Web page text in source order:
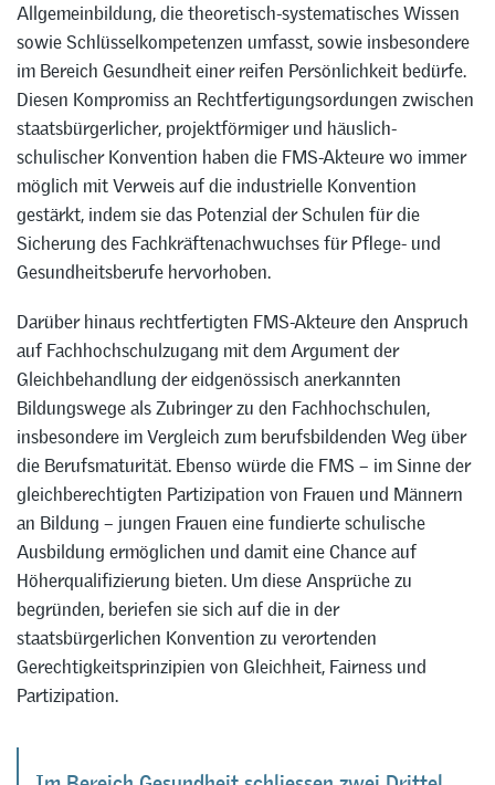
Allgemeinbildung, die theoretisch-systematisches Wissen
sowie Schlüsselkompetenzen umfasst, sowie insbesondere
im Bereich Gesundheit einer reifen Persönlichkeit bedürfe.
Diesen Kompromiss an Rechtfertigungsordungen zwischen
staatsbürgerlicher, projektförmiger und häuslich-
schulischer Konvention haben die FMS-Akteure wo immer
möglich mit Verweis auf die industrielle Konvention
gestärkt, indem sie das Potenzial der Schulen für die
Sicherung des Fachkräftenachwuchses für Pflege- und
Gesundheitsberufe hervorhoben.
Darüber hinaus rechtfertigten FMS-Akteure den Anspruch
auf Fachhochschulzugang mit dem Argument der
Gleichbehandlung der eidgenössisch anerkannten
Bildungswege als Zubringer zu den Fachhochschulen,
insbesondere im Vergleich zum berufsbildenden Weg über
die Berufsmaturität. Ebenso würde die FMS – im Sinne der
gleichberechtigten Partizipation von Frauen und Männern
an Bildung – jungen Frauen eine fundierte schulische
Ausbildung ermöglichen und damit eine Chance auf
Höherqualifizierung bieten. Um diese Ansprüche zu
begründen, beriefen sie sich auf die in der
staatsbürgerlichen Konvention zu verortenden
Gerechtigkeitsprinzipien von Gleichheit, Fairness und
Partizipation.